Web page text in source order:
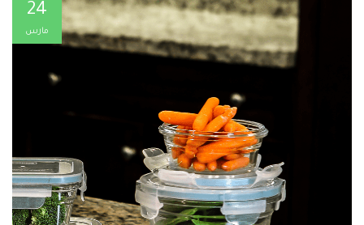
24
مارس